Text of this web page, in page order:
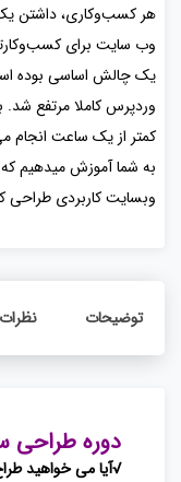
هر کسب‌وکاری، داشتن
وب سایت برای
یک چالش اساسی بوده
وردپرس کاملا مرتفع
کمتر از یک ساعت انجام
به شما آموزش میدهیم
وبسایت کاربردی طراحی
توضیحات
دوره طراحی
√آیا می خواهید